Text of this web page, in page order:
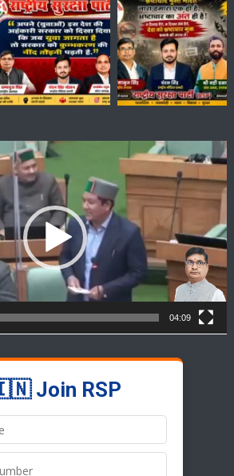
04:09
Join RSP